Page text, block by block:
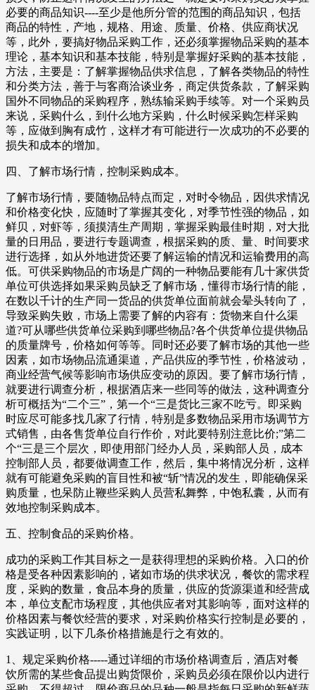
必要的商品知识----至少是他所分管的范围的商品知识，包括
商品的特性，产地，规格、用途、质量、价格、供应商状况
等，此外，要搞好物品采购工作，还必须掌握物品采购的基本
理论，基本知识和基本技能，特别是掌握好采购的基本技能，
方法，主要是：了解掌握物品供求信息，了解各类物品的特性
和分类方法，善于与客商洽谈业务，商定供货条款，了解采购
国外不同物品的采购程序，熟练输采购手续等。对一个采购员
来说，采购什么，到什么地方采购，什么时候采购怎样采购
等，应做到胸有成竹，这样才有可能进行一次成功的不必要的
损失和成本的增加。
四、了解市场行情，控制采购成本。
了解市场行情，要随物品特点而定，对时令物品，因供求情况
和价格变化快，应随时了掌握其变化，对季节性强的物品，如
鲜贝，对虾等，须摸清生产周期，掌握采购最佳时期，对大批
量的日用品，要进行专题调查，根据采购的质、量、时间要求
进行选择，如从外地进货还要了解运输的情况和运输费用的高
低。可供采购物品的市场是广阔的一种物品要能有几十家供货
单位可供选择如果采购员缺乏了解市场，懂得市场行情的能，
在数以千计的生产同一货品的供货单位面前就会晕头转向了，
导致采购失败，市场上需要了解的内容有：货物来自什么渠
道?可从哪些供货单位采购到哪些物品?各个供货单位提供物品
的质量牌号，价格如何等等。同时还必要了解市场的其他一些
因素，如市场物品流通渠道，产品供应的季节性，价格波动，
商业经营气候等影响市场供应变动的原因。要了解市场行情，
就要进行调查分析，根据酒店来一些同等的做法，这种调查分
析可概括为“二个三”，第一个“三是货比三家不吃亏。即采购
时应尽可能多找几家了行情，特别是多数物品采用市场调节方
式销售，由各售货单位自行作价，对此要特别注意比价;”第二
个“三是三个层次，即使用部门经办人员，采购部人员，成本
控制部人员，都要做调查工作，然后，集中将情况分析，这样
就有可能避免采购的盲目性和被“斩”情况的发生，即能确保采
购质量，也呆防止鞭些采购人员营私舞弊，中饱私囊，从而有
效地控制采购成本。
五、控制食品的采购价格。
成功的采购工作其目标之一是获得理想的采购价格。入口的价
格是受各种因素影响的，诸如市场的供求状况，餐饮的需求程
度，采购的数量，食品本身的质量，供应的货源渠道和经营成
本，单位支配市场程度，其他供应者对其影响等，面对这样的
价格因素与餐饮经营的要求，对采购价格实行控制是必要的，
实践证明，以下几条价格措施是行之有效的。
1、规定采购价格-----通过详细的市场价格调查后，酒店对餐
饮所需的某些食品提出购货限价，采购员必须在限价以内进行